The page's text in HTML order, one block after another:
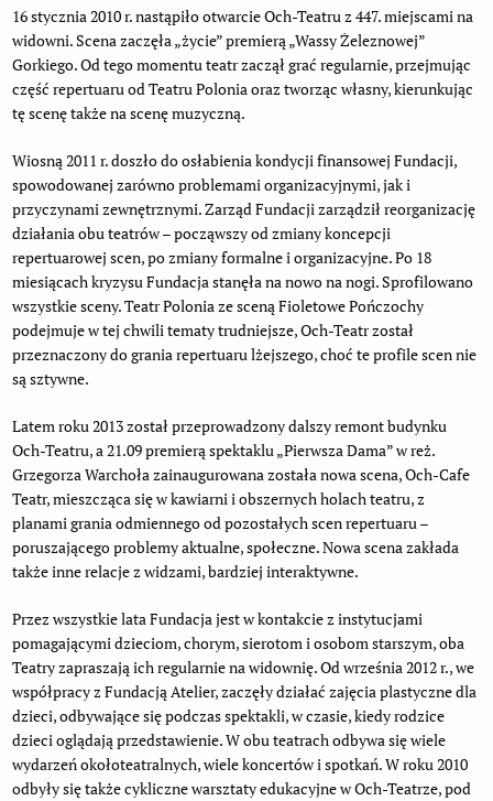
16 stycznia 2010 r. nastąpiło otwarcie Och-Teatru z 447. miejscami na
widowni. Scena zaczęła „życie” premierą „Wassy Żeleznowej”
Gorkiego. Od tego momentu teatr zaczął grać regularnie, przejmując
część repertuaru od Teatru Polonia oraz tworząc własny, kierunkując
tę scenę także na scenę muzyczną.
Wiosną 2011 r. doszło do osłabienia kondycji finansowej Fundacji,
spowodowanej zarówno problemami organizacyjnymi, jak i
przyczynami zewnętrznymi. Zarząd Fundacji zarządził reorganizację
działania obu teatrów – począwszy od zmiany koncepcji
repertuarowej scen, po zmiany formalne i organizacyjne. Po 18
miesiącach kryzysu Fundacja stanęła na nowo na nogi. Sprofilowano
wszystkie sceny. Teatr Polonia ze sceną Fioletowe Pończochy
podejmuje w tej chwili tematy trudniejsze, Och-Teatr został
przeznaczony do grania repertuaru lżejszego, choć te profile scen nie
są sztywne.
Latem roku 2013 został przeprowadzony dalszy remont budynku
Och-Teatru, a 21.09 premierą spektaklu „Pierwsza Dama” w reż.
Grzegorza Warchoła zainaugurowana została nowa scena, Och-Cafe
Teatr, mieszcząca się w kawiarni i obszernych holach teatru, z
planami grania odmiennego od pozostałych scen repertuaru –
poruszającego problemy aktualne, społeczne. Nowa scena zakłada
także inne relacje z widzami, bardziej interaktywne.
Przez wszystkie lata Fundacja jest w kontakcie z instytucjami
pomagającymi dzieciom, chorym, sierotom i osobom starszym, oba
Teatry zapraszają ich regularnie na widownię. Od września 2012 r., we
współpracy z Fundacją Atelier, zaczęły działać zajęcia plastyczne dla
dzieci, odbywające się podczas spektakli, w czasie, kiedy rodzice
dzieci oglądają przedstawienie. W obu teatrach odbywa się wiele
wydarzeń okołoteatralnych, wiele koncertów i spotkań. W roku 2010
odbyły się także cykliczne warsztaty edukacyjne w Och-Teatrze, pod